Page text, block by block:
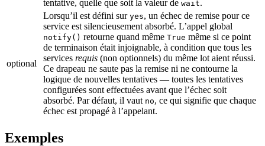
tentative, quelle que soit la valeur de wait.
optional
Lorsqu’il est défini sur yes, un échec de remise pour ce
service est silencieusement absorbé. L’appel global
notify() retourne quand même True même si ce point
de terminaison était injoignable, à condition que tous les
services requis (non optionnels) du même lot aient réussi.
Ce drapeau ne saute pas la remise ni ne contourne la
logique de nouvelles tentatives — toutes les tentatives
configurées sont effectuées avant que l’échec soit
absorbé. Par défaut, il vaut no, ce qui signifie que chaque
échec est propagé à l’appelant.
Exemples